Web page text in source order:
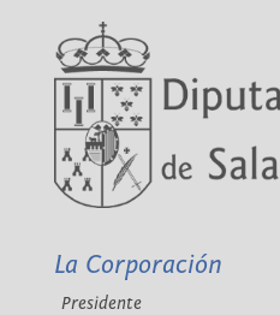
La Corporación
Presidente